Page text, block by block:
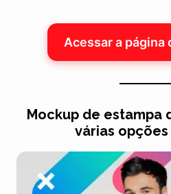
Acessar a página
Mockup de estampa
várias